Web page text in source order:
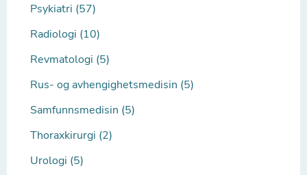
Psykiatri (57)
Radiologi (10)
Revmatologi (5)
Rus- og avhengighetsmedisin (5)
Samfunnsmedisin (5)
Thoraxkirurgi (2)
Urologi (5)